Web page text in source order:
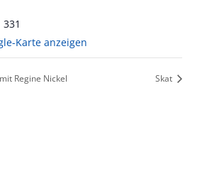
Karte anzeigen
Regine Nickel Skat